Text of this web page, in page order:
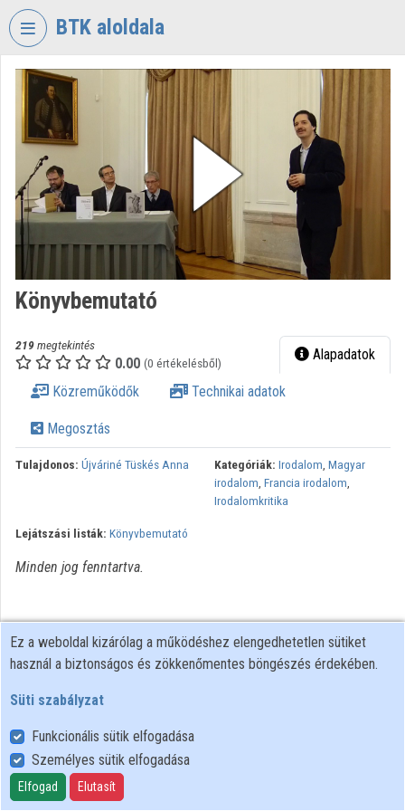
Fejléc kihagyása
BTK aloldala
VIDEO
BÖLCSÉSZETTUDOMÁNYI
KUTATÓKÖZPONT
Intézményi kezdőlap
Bejelentkezés
Kategóriák
Intézményi listák
Intézmények
Közreműködők
Könyvbemutató
219megtekintés
0.00 (0 értékelésből) Alapadatok
Közreműködők Technikai adatok
Megosztás
Tulajdonos: Újváriné Tüskés Anna Kategóriák: Irodalom, Magyar
irodalom, Francia irodalom,
Irodalomkritika
Lejátszási listák: Könyvbemutató
Minden jog fenntartva.
Felhasználói szabályzat
Adatkezelési tájékoztató
Süti szabályzat
Ez a weboldal kizárólag a működéshez elengedhetetlen sütiket
használ a biztonságos és zökkenőmentes böngészés érdekében.
Süti szabályzat
Funkcionális sütik elfogadása
Személyes sütik elfogadása
Elfogad Elutasít